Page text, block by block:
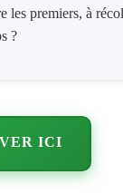
premiers, à
?
ICI